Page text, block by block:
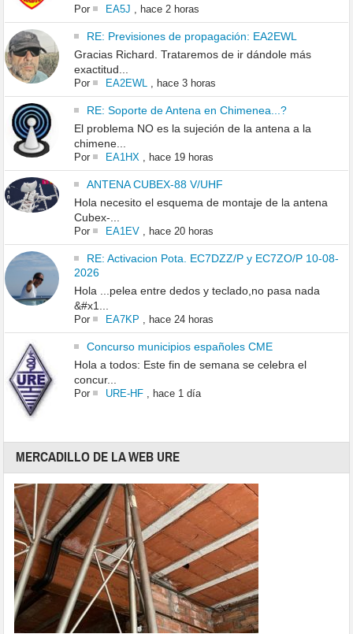
Por EA5J hace 2 horas
RE: Previsiones de propagación: EA2EWL
Gracias Richard. Trataremos de ir dándole más
exactitud...
Por EA2EWL hace 3 horas
RE: Soporte de Antena en Chimenea...?
El problema NO es la sujeción de la antena a la
chimene...
Por EA1HX hace 19 horas
ANTENA CUBEX-88 V/UHF
Hola necesito el esquema de montaje de la antena
Cubex-...
Por EA1EV, hace 20 horas
RE: Activacion Pota. EC7DZZ/P y EC7ZO/P 10-08-
2026
Hola ...pelea entre dedos y teclado,no pasa nada
&#x1...
Por EA7KP hace 24 horas
Concurso municipios españoles CME
Hola a todos: Este fin de semana se celebra el
concur...
Por URE-HF, hace 1 día
MERCADILLO DE LA WEB URE